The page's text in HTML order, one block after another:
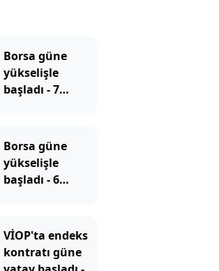
Borsa güne
yükselişle
başladı - 7
Borsa güne
yükselişle
başladı - 6
VİOP'ta endeks
kontratı güne